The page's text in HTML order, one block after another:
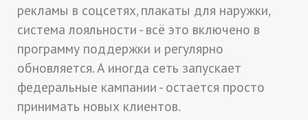
рекламы в соцсетях, плакаты для наружки,
система лояльности - всё это включено в
программу поддержки и регулярно
обновляется. А иногда сеть запускает
федеральные кампании - остается просто
принимать новых клиентов.